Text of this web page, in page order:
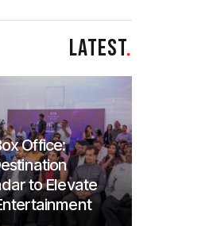
LATEST.
Office:
to Elevate